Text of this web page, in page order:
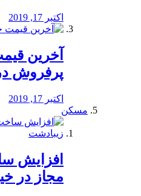
اکتبر 17, 2019
آخرین
پرفروش در
اکتبر 17, 2019
مسکن
افزایش
مجاز در